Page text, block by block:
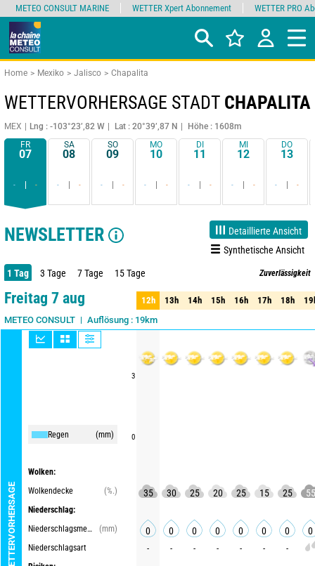
Home Mexiko Jalisco Chapalita
WETTERVORHERSAGE STADT CHAPALITA
MEX Lng : -103°23’,82 W Lat : 20°39’,87 N
Höhe : 1608m
FR
07
- -
SA
08
- -
SO
09
- -
MO
10
- -
DI
11
- -
MI
12
- -
DO
13
- -
NEWSLETTER
Detaillierte Ansicht
Synthetische Ansicht
1 Tag 3 Tage 7 Tage 15 Tage Zuverlässigkeit
85%
Freitag 7 aug
METEO CONSULT Auflösung : 19km
WETTERVORHERSAGE
Regen (mm)
Wolken:
Wolkendecke
(%.)
Niederschlag:
Niederschlagsmenge
(mm)
Niederschlagsart
3
0
12h 13h 14h 15h 16h 17h 18h
12h 13h 14h 15h 16h 17h 18h
35 30 25 20 25 15 25 55
0 0 0 0 0 0 0 0
- - - - - - -
METEO CONSULT MARINE WETTER Xpert Abonnement WETTER PRO